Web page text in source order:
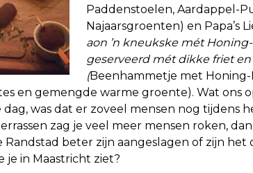
Paddenstoelen, Aardappel-
Najaarsgroenten) en Papa’s
aon ’n kneukske mét
geserveerd mét dikke friet
(Beenhammetje met Honing-
en gemengde warme groente). Wat ons
was dat er zoveel mensen nog tijdens
zag je veel meer mensen roken,
beter zijn aangeslagen of zijn het
je in Maastricht ziet?